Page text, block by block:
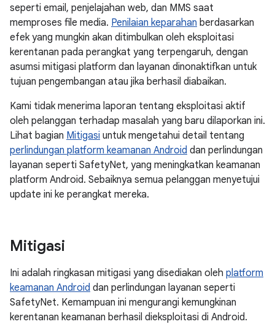
seperti email, penjelajahan web, dan MMS saat
memproses file media. Penilaian keparahan berdasarkan
efek yang mungkin akan ditimbulkan oleh eksploitasi
kerentanan pada perangkat yang terpengaruh, dengan
asumsi mitigasi platform dan layanan dinonaktifkan untuk
tujuan pengembangan atau jika berhasil diabaikan.
Kami tidak menerima laporan tentang eksploitasi aktif
oleh pelanggan terhadap masalah yang baru dilaporkan ini.
Lihat bagian Mitigasi untuk mengetahui detail tentang
perlindungan platform keamanan Android dan perlindungan
layanan seperti SafetyNet, yang meningkatkan keamanan
platform Android. Sebaiknya semua pelanggan menyetujui
update ini ke perangkat mereka.
Mitigasi
Ini adalah ringkasan mitigasi yang disediakan oleh platform
keamanan Android dan perlindungan layanan seperti
SafetyNet. Kemampuan ini mengurangi kemungkinan
kerentanan keamanan berhasil dieksploitasi di Android.